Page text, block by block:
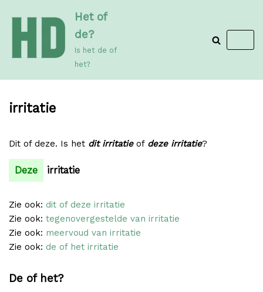
de
inhoud
Het of
de?
Is het de of
het?
irritatie
Dit of deze. Is het dit irritatieof deze irritatie?
Deze irritatie
Zie ook: dit of deze irritatie
Zie ook: tegenovergestelde van irritatie
Zie ook: meervoud van irritatie
Zie ook: de of het irritatie
De of het?